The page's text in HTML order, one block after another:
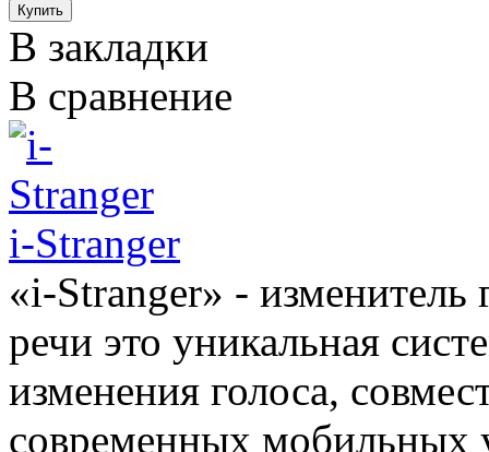
В закладки
В сравнение
i-Stranger
«i-Stranger» - изменитель
речи это уникальная
изменения голоса,
современных мобильных